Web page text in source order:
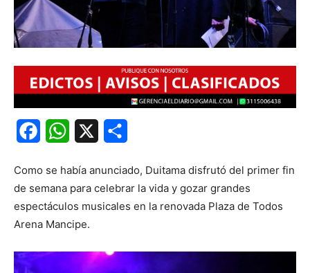
FacebookWhatsApp
Como se había anunciado, Duitama disfrutó del primer fin
de semana para celebrar la vida y gozar grandes
espectáculos musicales en la renovada Plaza de Todos
Arena Mancipe.